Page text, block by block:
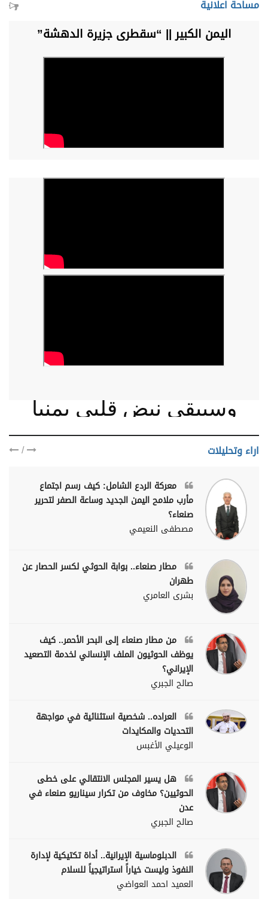
مساحة اعلانية
اليمن الكبير || “سقطرى جزيرة الدهشة”
وسيبقى نبض قلبي يمنيا
اراء وتحليلات /
معركة الردع الشامل: كيف رسم اجتماع
مأرب ملامح اليمن الجديد وساعة الصفر لتحرير
صنعاء؟
مصطفى النعيمي
مطار صنعاء.. بوابة الحوثي لكسر الحصار عن
طهران
بشرى العامري
من مطار صنعاء إلى البحر الأحمر.. كيف
يوظف الحوثيون الملف الإنساني لخدمة التصعيد
الإيراني؟
صالح الجبري
العراده.. شخصية استثنائية في مواجهة
التحديات والمكايدات
الوعيلي الأغبس
هل يسير المجلس الانتقالي على خطى
الحوثيين؟ مخاوف من تكرار سيناريو صنعاء في
عدن
صالح الجبري
الدبلوماسية الإيرانية.. أداة تكتيكية لإدارة
النفوذ وليست خياراً استراتيجياً للسلام
العميد احمد العواضي